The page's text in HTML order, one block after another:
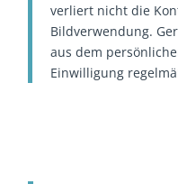
verliert nicht die
Bildverwendung.
aus dem
Einwilligung